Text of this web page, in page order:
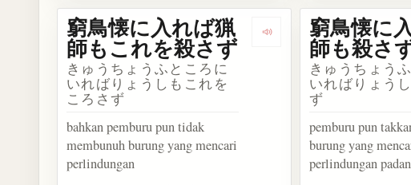
Dengarkan kosakata 窮鳥
窮鳥懐に入れば猟
師もこれを殺さず
きゅうちょうふところに
いればりょうしもこれを
ころさず
bahkan pemburu pun tidak
membunuh burung yang mencari
perlindungan
窮鳥懐に
師も殺さ
きゅうちょう
いればりょう
ず
pemburu pun
burung yang
perlindungan